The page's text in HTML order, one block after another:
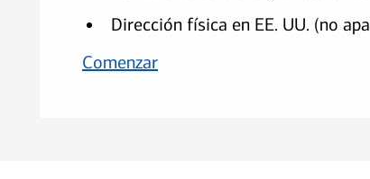
Dirección física en EE. UU. (no
Comenzar